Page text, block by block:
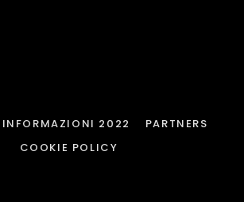
INFORMAZIONI 2022
PARTNERS
COOKIE POLICY